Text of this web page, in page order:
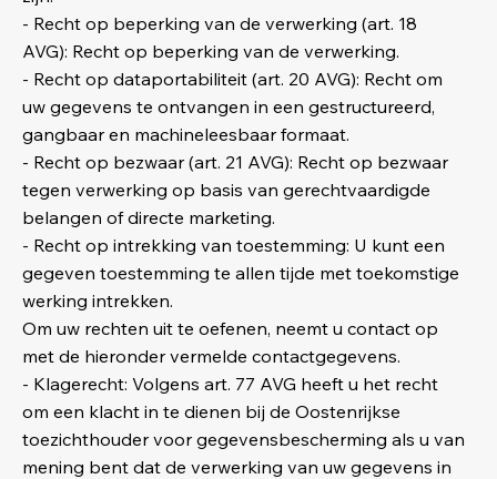
- Recht op beperking van de verwerking (art. 18
AVG): Recht op beperking van de verwerking.
- Recht op dataportabiliteit (art. 20 AVG): Recht om
uw gegevens te ontvangen in een gestructureerd,
gangbaar en machineleesbaar formaat.
- Recht op bezwaar (art. 21 AVG): Recht op bezwaar
tegen verwerking op basis van gerechtvaardigde
belangen of directe marketing.
- Recht op intrekking van toestemming: U kunt een
gegeven toestemming te allen tijde met toekomstige
werking intrekken.
Om uw rechten uit te oefenen, neemt u contact op
met de hieronder vermelde contactgegevens.
- Klagerecht: Volgens art. 77 AVG heeft u het recht
om een klacht in te dienen bij de Oostenrijkse
toezichthouder voor gegevensbescherming als u van
mening bent dat de verwerking van uw gegevens in